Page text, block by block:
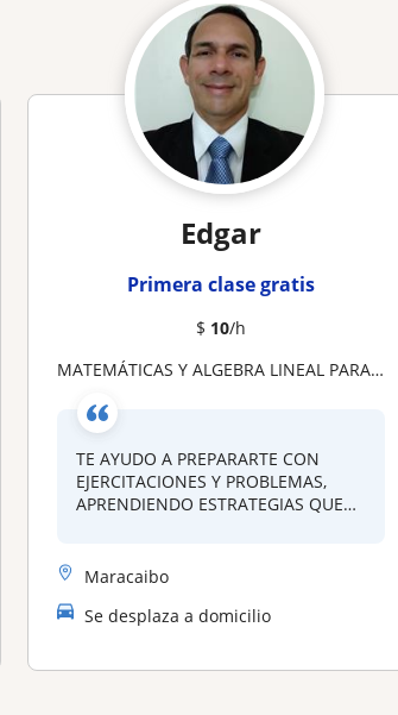
Edgar
Primera clase gratis
$ 10/h
MATEMÁTICAS Y ALGEBRA LINEAL PARA ESTUDIANTES DE SECUNDARIA Y UNIVERSIDAD
TE AYUDO A PREPARARTE CON
EJERCITACIONES Y PROBLEMAS,
APRENDIENDO ESTRATEGIAS QUE
Maracaibo
Se desplaza a domicilio